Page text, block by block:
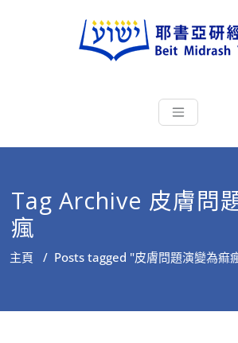
耶書
根源明白
Tag Archive 皮膚問
瘋
主頁 / Posts tagged "皮膚問題演變為痲